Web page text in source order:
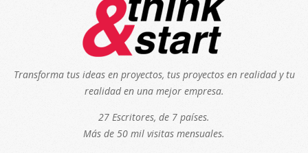
Transforma tus ideas en proyectos, tus proyectos en realidad y tu
realidad en una mejor empresa.
27 Escritores, de 7 países.
Más de 50 mil visitas mensuales.